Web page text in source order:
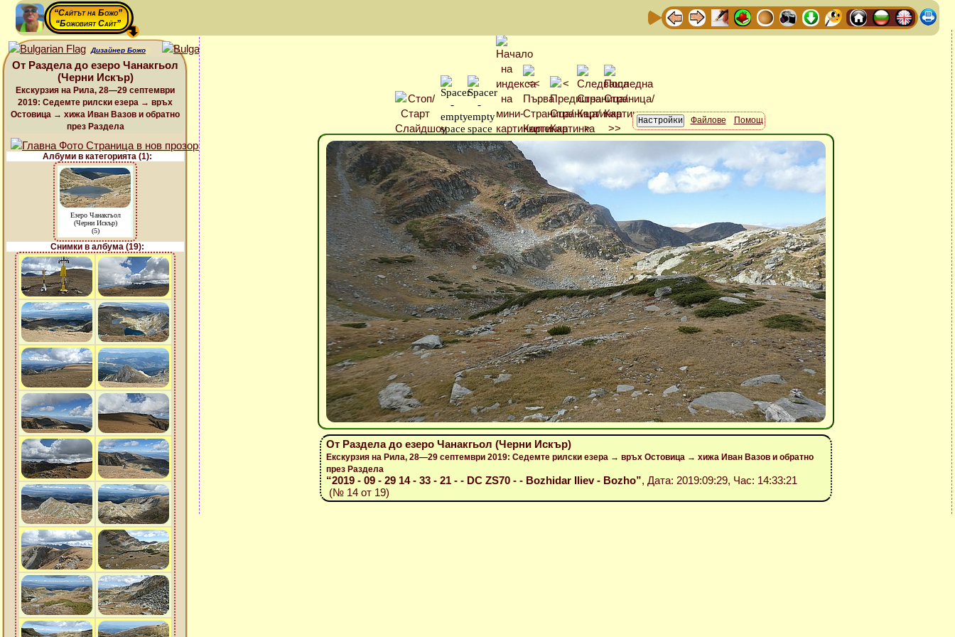
“Сайтът на Божо”
“Божовият Сайт”
Дизайнер Божо
От Раздела до езеро Чанакгьол
(Черни Искър)
Екскурзия на Рила, 28—29 септември
2019: Седемте рилски езера → връх
Остовица → хижа Иван Вазов и обратно
през Раздела
Албуми в категорията (1):
Езеро Чанакгьол
(Черни Искър)
(5)
Снимки в албума (19):
Файлове Помощ
От Раздела до езеро Чанакгьол (Черни Искър)
Екскурзия на Рила, 28—29 септември 2019: Седемте рилски езера → връх Остовица → хижа Иван Вазов и обратно
през Раздела
“2019 - 09 - 29 14 - 33 - 21 - - DC ZS70 - - Bozhidar Iliev - Bozho”, Дата: 2019:09:29, Час: 14:33:21
(№ 14 от 19)